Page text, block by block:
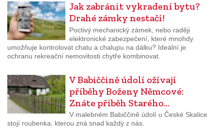
Jak zabránit vykradení bytu?
Drahé zámky nestačí!
Poctivý mechanický zámek, nebo raději
elektronické zabezpečení, které mnohdy
umožňuje kontrolovat chatu a chalupu na dálku? Ideální je
ochranu rekreační nemovitosti chytře kombinovat.
V Babiččině údolí ožívají
příběhy Boženy Němcové:
Znáte příběh Starého…
V malebném Babiččině údolí u České Skalice
stojí roubenka, kterou zná snad každý z nás.